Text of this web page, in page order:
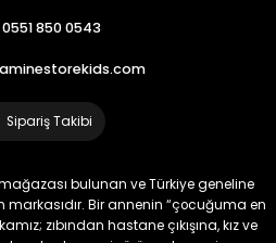
₺ 2.340
Yeni
Koren Kız Çocuk ve Bebek Tayt
₺ 320
₺ 250
0551 850 0543
Sipariş Takibi
bulunan ve Türkiye geneline
Bir annenin “çocuğuma en
zıbından hastane çıkışına, kız ve